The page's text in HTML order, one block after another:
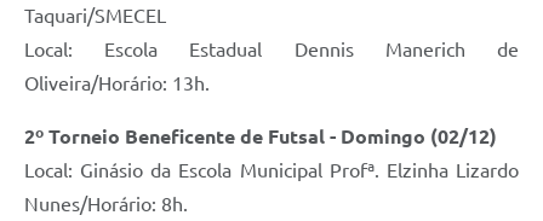
Taquari/SMECEL
Local: Escola Estadual Dennis Manerich de
Oliveira/Horário: 13h.
2º Torneio Beneficente de Futsal - Domingo (02/12)
Local: Ginásio da Escola Municipal Profª. Elzinha Lizardo
Nunes/Horário: 8h.